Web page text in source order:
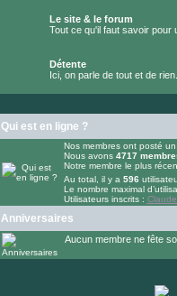
non
lu
non
lu
Le site & le forum
Tout ce qu'il faut savoir pour
message
lu
Détente
Ici, on parle de tout et de rien...
Qui est en ligne ?
Nos membres ont posté
Nous avons 4717
Notre membre le plus
Au total, il y a 596
Le nombre maximal
Utilisateurs inscrits :
Anniversaires
Aucun membre ne fête